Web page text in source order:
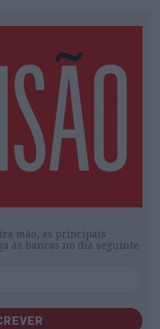
mão, as principais
às bancas no dia seguinte